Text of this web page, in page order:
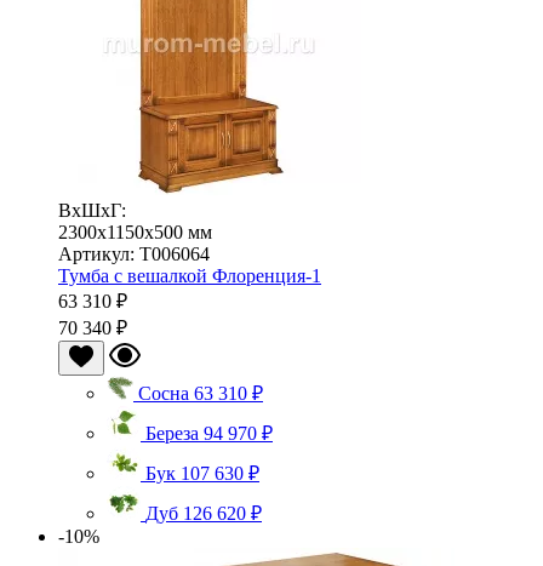
ВхШхГ:
2300x1150x500 мм
Артикул: Т006064
Тумба с вешалкой Флоренция-1
63 310 ₽
70 340 ₽
Сосна 63 310 ₽
Береза 94 970 ₽
Бук 107 630 ₽
Дуб 126 620 ₽
-10%